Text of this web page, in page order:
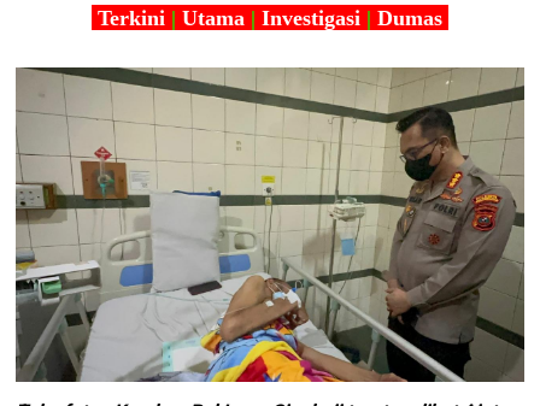
Terkini | Utama | Investigasi | Dumas